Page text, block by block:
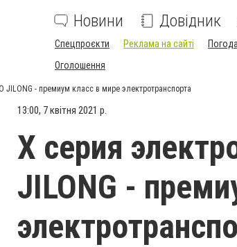
Новини Довідник
Спецпроєкти Реклама на сайті Погода
Оголошення
JILONG - премиум класс в мире электротранспорта
13:00, 7 квітня 2021 р.
Х серия
JILONG -